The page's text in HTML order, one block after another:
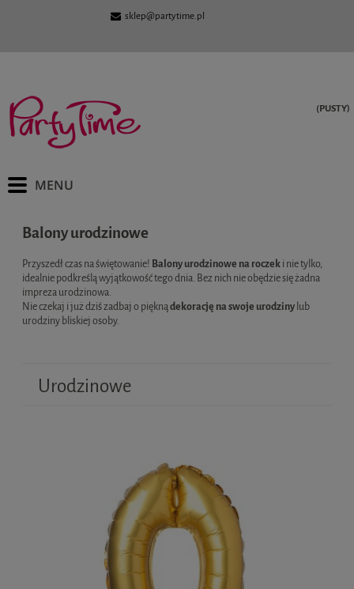
sklep@partytime.pl
(PUSTY)
Balony urodzinowe
Przyszedł czas na świętowanie! Balony urodzinowe na roczeki nie tylko,
idealnie podkreślą wyjątkowość tego dnia. Bez nich nie obędzie się żadna
impreza urodzinowa.
Nie czekaj i już dziś zadbaj o pięknądekorację na swoje urodzinylub
urodziny bliskiej osoby.
Urodzinowe